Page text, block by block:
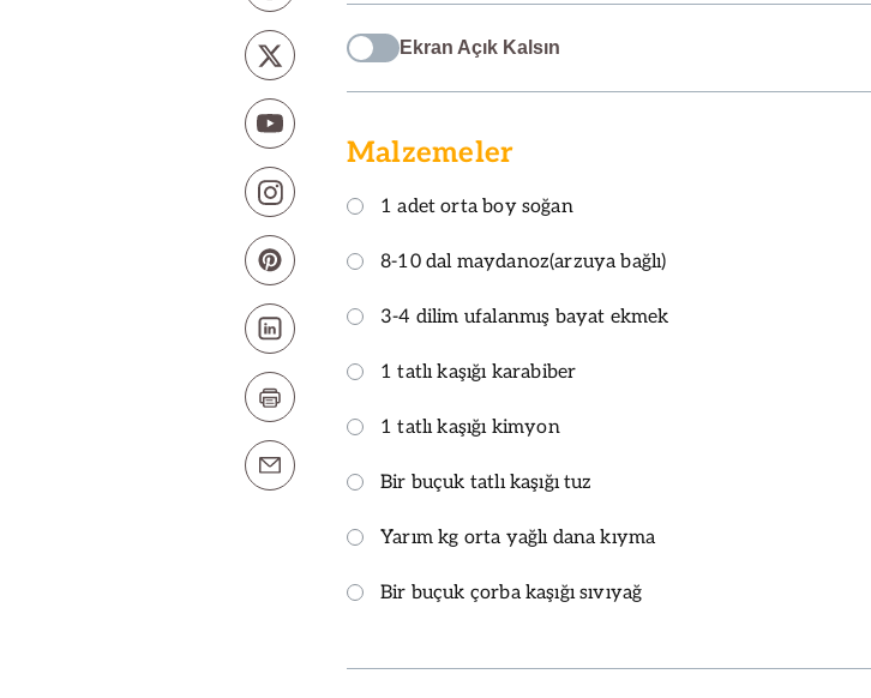
Ekran Açık Kalsın
Malzemeler
1 adet orta boy soğan
8-10 dal maydanoz(arzuya bağlı)
3-4 dilim ufalanmış bayat ekmek
1 tatlı kaşığı karabiber
1 tatlı kaşığı kimyon
Bir buçuk tatlı kaşığı tuz
Yarım kg orta yağlı dana kıyma
Bir buçuk çorba kaşığı sıvıyağ